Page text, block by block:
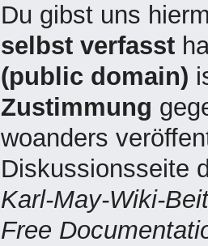
Du gibst uns
selbst verfasst
(public domain)
Zustimmung
woanders
Diskussionsseite
Karl-May-Wiki-
Free